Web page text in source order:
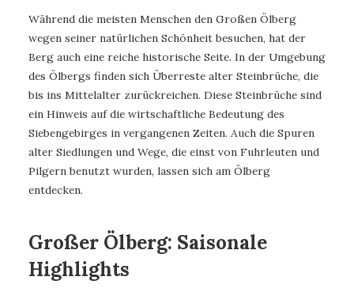
Während die meisten Menschen den Großen Ölberg
wegen seiner natürlichen Schönheit besuchen, hat der
Berg auch eine reiche historische Seite. In der Umgebung
des Ölbergs finden sich Überreste alter Steinbrüche, die
bis ins Mittelalter zurückreichen. Diese Steinbrüche sind
ein Hinweis auf die wirtschaftliche Bedeutung des
Siebengebirges in vergangenen Zeiten. Auch die Spuren
alter Siedlungen und Wege, die einst von Fuhrleuten und
Pilgern benutzt wurden, lassen sich am Ölberg
entdecken.
Großer Ölberg: Saisonale
Highlights